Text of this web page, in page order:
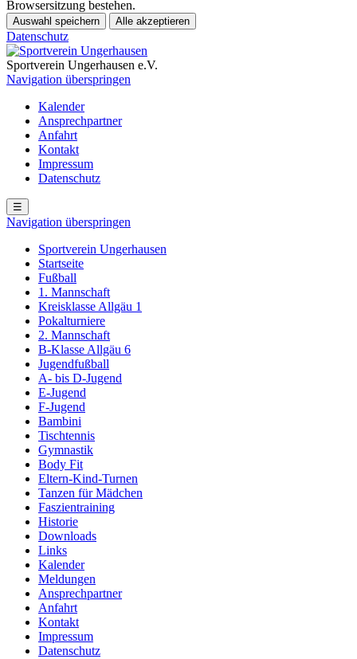
Browsersitzung bestehen.
Auswahl speichern Alle akzeptieren
Datenschutz
Sportverein Ungerhausen e.V.
Navigation überspringen
Kalender
Ansprechpartner
Anfahrt
Kontakt
Impressum
Datenschutz
☰
Navigation überspringen
Sportverein Ungerhausen
Startseite
Fußball
1. Mannschaft
Kreisklasse Allgäu 1
Pokalturniere
2. Mannschaft
B-Klasse Allgäu 6
Jugendfußball
A- bis D-Jugend
E-Jugend
F-Jugend
Bambini
Tischtennis
Gymnastik
Body Fit
Eltern-Kind-Turnen
Tanzen für Mädchen
Faszientraining
Historie
Downloads
Links
Kalender
Meldungen
Ansprechpartner
Anfahrt
Kontakt
Impressum
Datenschutz